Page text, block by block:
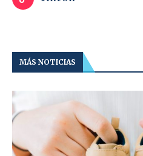
MÁS NOTICIAS